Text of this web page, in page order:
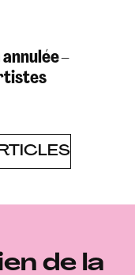
–
de la